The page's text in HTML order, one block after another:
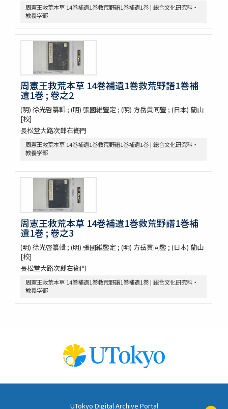
伊藤圭介履歴
救荒本草啓蒙 / 小野蕙蕙口授 ; 小野彦安録
救荒野譜記聞
艸木圖説 / 飯沼慾齋著 ; 田中芳男, 小野職愨増訂
本草圖譜 / 潅園岩崎常正著 ; 飯田藏太郎編纂
本草圖譜 / 岩崎常正著
瓶史草木備考
植物漢名鑑
草木異名集
[和]朝本草
寫生本草書
詩経草木觧 / 小野蕙畝識孝選
香山采種 / 鶴鳴竹内又玄 [撰]
有用植物圖説 / 田中芳男, 小野職愨撰 ; 曲直瀬愛, 小森頼信校 ; 服部
古今要覽稿 / [屋代弘賢著]
梅品 / 怡顔齋松岡先生著
小金井櫻花圖説 / 三好學著
竹譜 / (清) 陳鼎著 ; (清) 潘宗洛校
菌史圖譜
支那博物彙考 / 栗田萬次郎纂述
日本物産字引 / 橋爪貫一輯録
物産鑒識 / 稲生宣義著
紀伊續風土記 / 仁井田好古著
土佐國産往来 ; 土佐國物産大概 ; 幡多郡三島物産説
薩州産物録 / 滕成裕述
南嶼産物志 / 阿部櫟齋著
八丈物産志 / 大村某 [筆] ; 翠邨道人 [抄]
日本製品圖説 / 高鋭一編 ; 小田行藏參訂 ; 狩野雅信繪寫
周憲王救荒本草 14巻補遺1巻救荒野譜1巻補遺1巻 | 総合文化研究科・
教養学部
周憲王救荒本草 14巻補遺1巻救荒野譜1巻補
遺1巻 ; 卷之2
(明) 徐光啓纂輯 ; (明) 張國維鑒定 ; (明) 方岳貢同鑒 ; (日本) 蘭山
[校]
長松堂大路次郎右衛門
周憲王救荒本草 14巻補遺1巻救荒野譜1巻補遺1巻 | 総合文化研究科・
教養学部
周憲王救荒本草 14巻補遺1巻救荒野譜1巻補
遺1巻 ; 卷之3
(明) 徐光啓纂輯 ; (明) 張國維鑒定 ; (明) 方岳貢同鑒 ; (日本) 蘭山
[校]
長松堂大路次郎右衛門
周憲王救荒本草 14巻補遺1巻救荒野譜1巻補遺1巻 | 総合文化研究科・
教養学部
UTokyo Digital Archive Portal